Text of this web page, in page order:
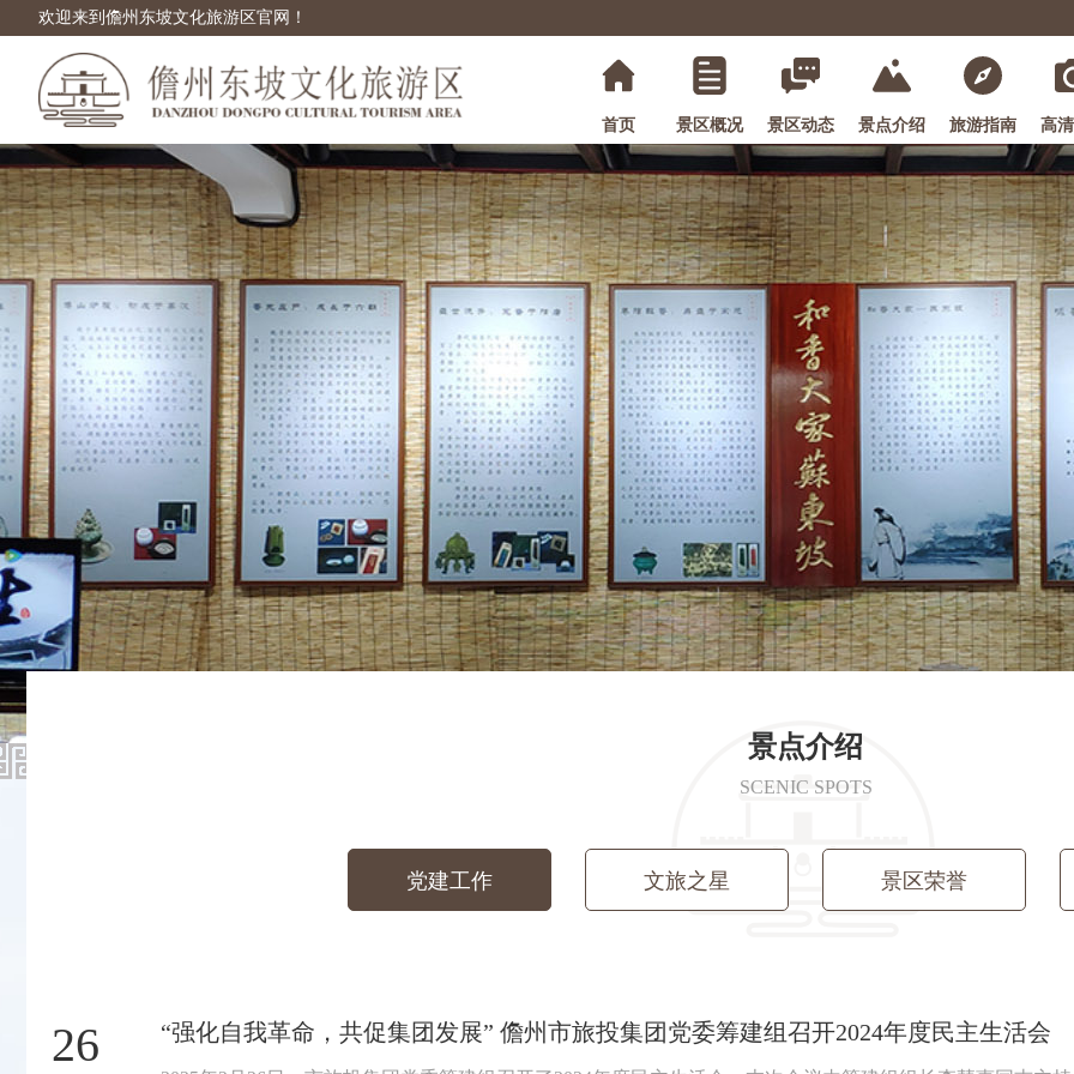
欢迎来到儋州东坡文化旅游区官网！
首页 景区概况 景区动态 景点介绍 旅游指南 高
景点介绍
SCENIC SPOTS
党建工作 文旅之星 景区荣誉
26 “强化自我革命，共促集团发展” 儋州市旅投集团党委筹建组召开2024年度民主生活会